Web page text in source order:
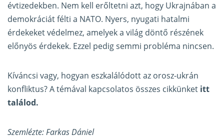
évtizedekben. Nem kell erőltetni azt, hogy Ukrajnában a
demokráciát félti a NATO. Nyers, nyugati hatalmi
érdekeket védelmez, amelyek a világ döntő részének
előnyös érdekek. Ezzel pedig semmi probléma nincsen.
Kíváncsi vagy, hogyan eszkalálódott az orosz-ukrán
konfliktus? A témával kapcsolatos összes cikkünket itt
találod.
Szemlézte: Farkas Dániel